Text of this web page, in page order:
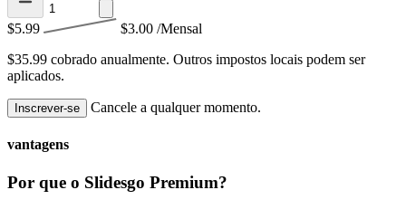
$5.99 $3.00 /Mensal
$35.99 cobrado anualmente. Outros impostos locais podem ser
aplicados.
Inscrever-se Cancele a qualquer momento.
vantagens
Por que o Slidesgo Premium?